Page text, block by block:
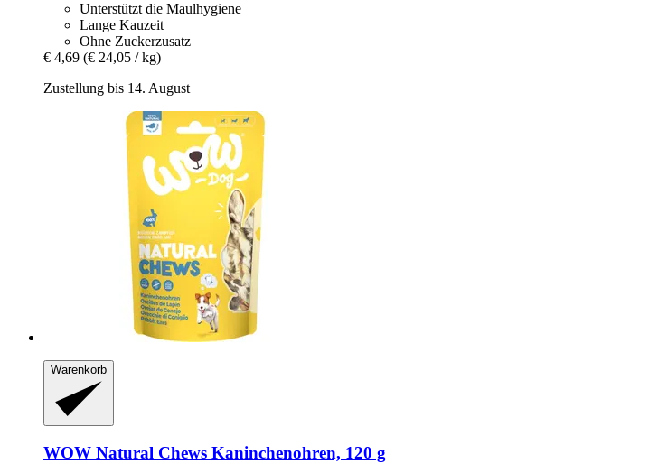
Unterstützt die Maulhygiene
Lange Kauzeit
Ohne Zuckerzusatz
€ 4,69 (€ 24,05 / kg)
Zustellung bis 14. August
Warenkorb
WOW Natural Chews Kaninchenohren, 120 g